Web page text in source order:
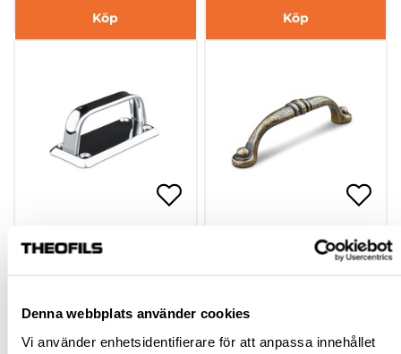
Denna webbplats använder cookies
Vi använder enhetsidentifierare för att anpassa innehållet
Köp Köp
ROSTFRITT
79,00 kr inkl. moms
HANDTAG ROM
Från 49,00 kr